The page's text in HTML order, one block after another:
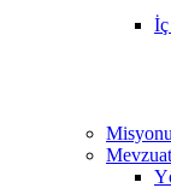
İç
Mevzuat